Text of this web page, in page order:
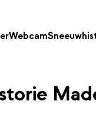
Webcam